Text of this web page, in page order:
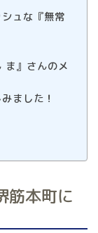
ュな『無常
ま』さんのメ
ました！
筋本町に